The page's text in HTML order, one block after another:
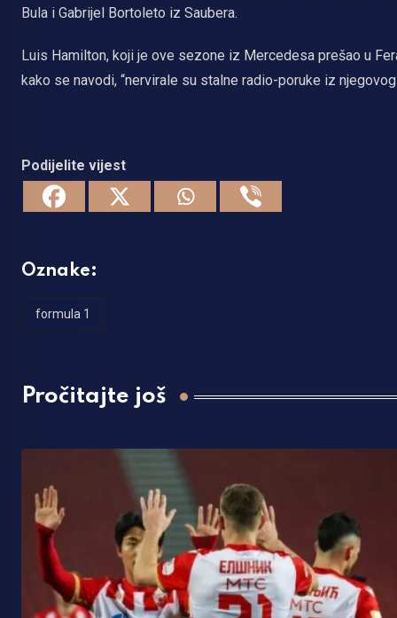
Bula i Gabrijel Bortoleto iz Saubera.
Luis Hamilton, koji je ove sezone iz Mercedesa prešao u
kako se navodi, “nervirale su stalne radio-poruke iz
Podijelite vijest
Oznake:
formula 1
Pročitajte još